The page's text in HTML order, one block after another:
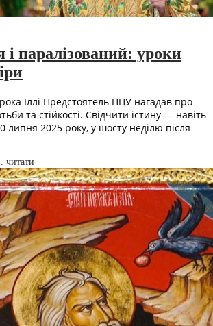
і паралізований: уроки
Іллі Предстоятель ПЦУ нагадав про
та стійкості. Свідчити істину — навіть
липня 2025 року, у шосту неділю після
читати